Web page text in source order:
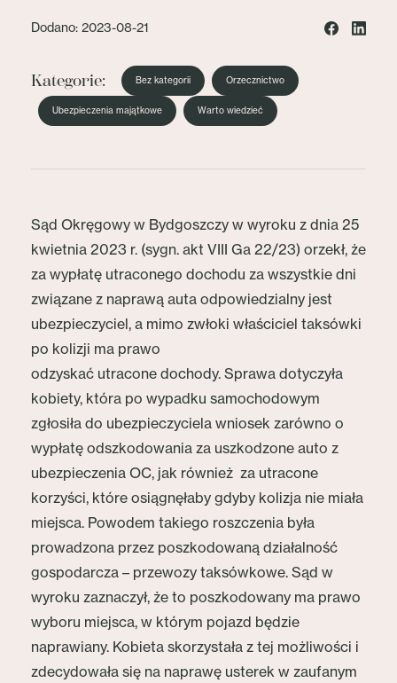
Dodano: 2023-08-21
Kategorie: Bez kategorii Orzecznictwo
Ubezpieczenia majątkowe Warto wiedzieć
Sąd Okręgowy w Bydgoszczy w wyroku z dnia 25
kwietnia 2023 r. (sygn. akt VIII Ga 22/23) orzekł, że
za wypłatę utraconego dochodu za wszystkie dni
związane z naprawą auta odpowiedzialny jest
ubezpieczyciel, a mimo zwłoki właściciel taksówki
po kolizji ma prawo
odzyskać utracone dochody. Sprawa dotyczyła
kobiety, która po wypadku samochodowym
zgłosiła do ubezpieczyciela wniosek zarówno o
wypłatę odszkodowania za uszkodzone auto z
ubezpieczenia OC, jak również za utracone
korzyści, które osiągnęłaby gdyby kolizja nie miała
miejsca. Powodem takiego roszczenia była
prowadzona przez poszkodowaną działalność
gospodarcza – przewozy taksówkowe. Sąd w
wyroku zaznaczył, że to poszkodowany ma prawo
wyboru miejsca, w którym pojazd będzie
naprawiany. Kobieta skorzystała z tej możliwości i
zdecydowała się na naprawę usterek w zaufanym